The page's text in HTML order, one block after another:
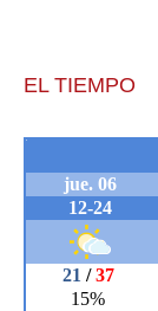
EL TIEMPO